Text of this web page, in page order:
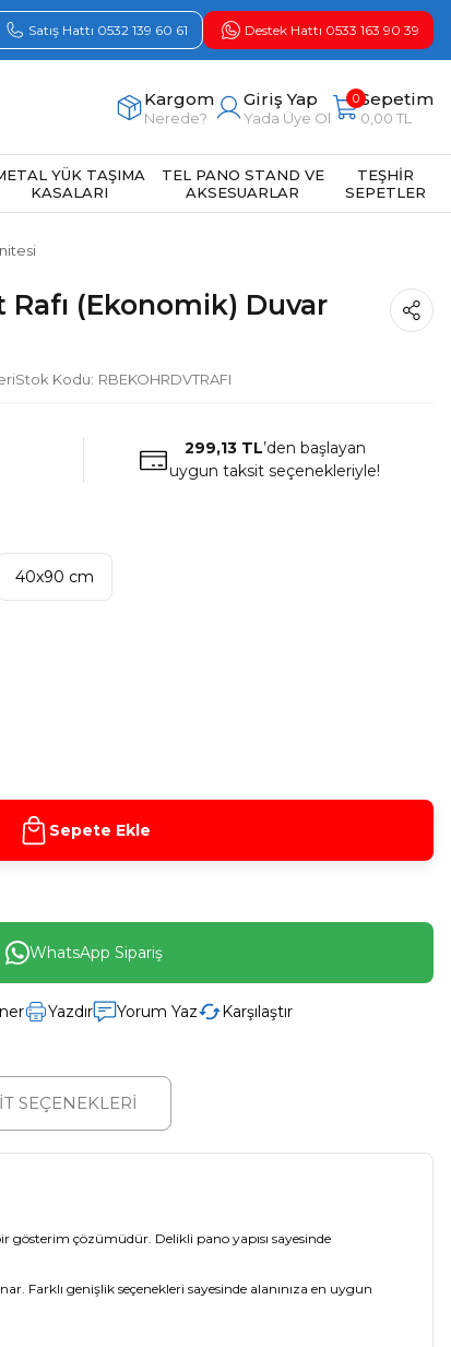
Satış Hattı 0532 139 60 61 Destek Hattı 0533 163 90 39
Kargom
Nerede?
Giriş Yap
Yada Üye Ol
0Sepetim
0,00 TL
YÜK TAŞIMA
KASALARI
TEL PANO STAND VE
AKSESUARLAR
TEŞHİR
SEPETLER
Rafı (Ekonomik) Duvar
Stok Kodu RBEKOHRDVTRAFI
299,13 TL’den başlayan
uygun taksit seçenekleriyle!
40x90 cm
Sepete Ekle
WhatsApp Sipariş
Yazdır Yorum Yaz Karşılaştır
SEÇENEKLERİ
gösterim çözümüdür. Delikli pano yapısı sayesinde
Farklı genişlik seçenekleri sayesinde alanınıza en uygun